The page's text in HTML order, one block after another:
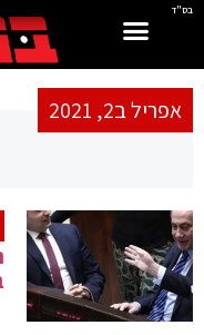
בס"ד
אפריל ב2, 2021